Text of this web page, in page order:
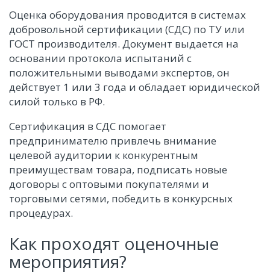
Оценка оборудования проводится в системах
добровольной сертификации (СДС) по ТУ или
ГОСТ производителя. Документ выдается на
основании протокола испытаний с
положительными выводами экспертов, он
действует 1 или 3 года и обладает юридической
силой только в РФ.
Сертификация в СДС помогает
предпринимателю привлечь внимание
целевой аудитории к конкурентным
преимуществам товара, подписать новые
договоры с оптовыми покупателями и
торговыми сетями, победить в конкурсных
процедурах.
Как проходят оценочные
мероприятия?